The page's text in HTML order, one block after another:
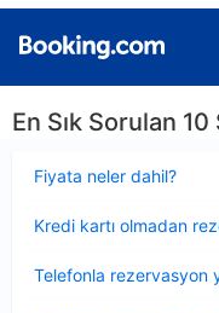
En Sık Sorulan 10
Fiyata neler dahil?
Kredi kartı olmadan
Telefonla rezervasyon